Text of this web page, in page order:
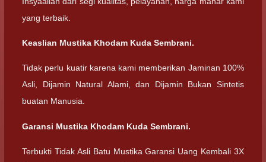
yang terbaik.
Keaslian Mustika Khodam Kuda Sembrani.
Tidak perlu kuatir karena kami memberikan Jaminan 100%
Asli, Dijamin Natural Alami, dan Dijamin Bukan Sintetis
buatan Manusia.
Garansi Mustika Khodam Kuda Sembrani.
Terbukti Tidak Asli Batu Mustika Garansi Uang Kembali 3X